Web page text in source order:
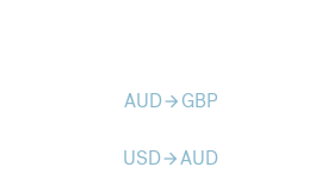
AUDarrow_forward GBP
USDarrow_forwardAUD